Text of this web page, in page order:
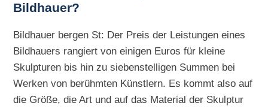
Bildhauer?
Bildhauer bergen St: Der Preis der Leistungen eines
Bildhauers rangiert von einigen Euros für kleine
Skulpturen bis hin zu siebenstelligen Summen bei
Werken von berühmten Künstlern. Es kommt also auf
die Größe, die Art und auf das Material der Skulptur